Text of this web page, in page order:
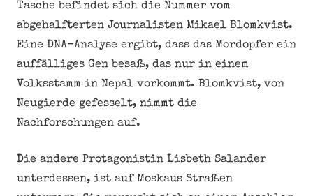
Tasche befindet sich die Nummer vom
abgehalfterten Journalisten Mikael Blomkvist.
Eine DNA-Analyse ergibt, dass das Mordopfer ein
auffälliges Gen besaß, das nur in einem
Volksstamm in Nepal vorkommt. Blomkvist, von
Neugierde gefesselt, nimmt die
Nachforschungen auf.
Die andere Protagonistin Lisbeth Salander
unterdessen, ist auf Moskaus Straßen